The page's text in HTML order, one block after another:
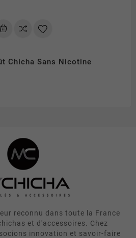
Chicha Sans Nicotine
reconnu dans toute la France
et d'accessoires. Chez
innovation et savoir-faire